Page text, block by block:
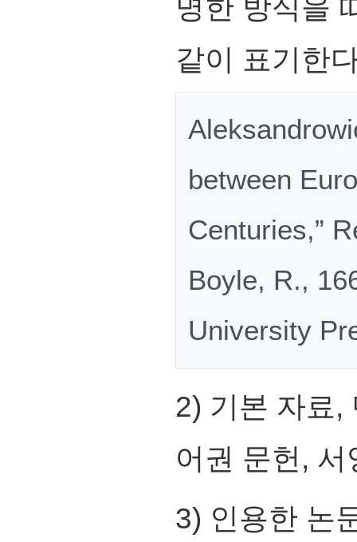
명한 방식을
같이 표기한
between
Centuries,”
Boyle, R.,
University
2) 기본 자료,
어권 문헌,
3) 인용한 논